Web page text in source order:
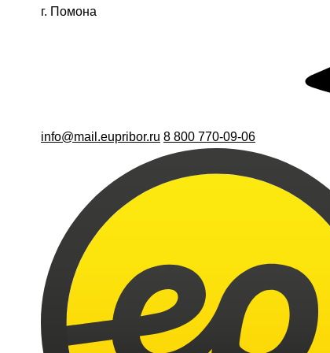
г. Помона
info@mail.eupribor.ru 8 800 770-09-06